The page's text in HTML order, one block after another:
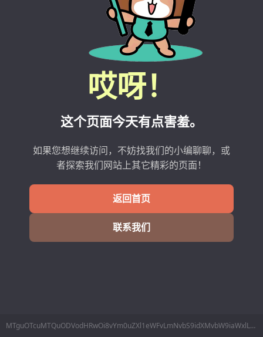
哎呀！
这个页面今天有点害羞。
如果您想继续访问，不妨找我们的小编聊聊，或
者探索我们网站上其它精彩的页面！
返回首页
联系我们
MTguOTcuMTQuODVodHRwOi8vYm0uZXl1eWFvLmNvbS9idXMvbW9iaWxlL2xpbmVzTWluZm8ucGhwP2RhdGE9MTAx6Lev77yI5LiK6KGM77yJ